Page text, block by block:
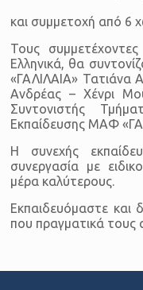
και συμμετοχή από 6
Τους
Ελληνικά, θα
«ΓΑΛΙΛΑΙΑ» Τατιάνα
Ανδρέας – Χένρι
Συντονιστής
Εκπαίδευσης ΜΑΦ
Η συνεχής
συνεργασία με
μέρα καλύτερους.
Εκπαιδευόμαστε και
που πραγματικά τους